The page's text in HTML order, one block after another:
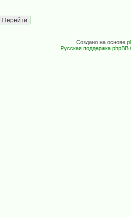
Создано на основе
Русская поддержка phpBB